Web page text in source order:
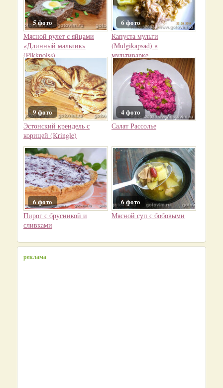
5 фото
Мясной рулет с яйцами
«Длинный мальчик»
(Pikkpoiss)
6 фото
Капуста мульги
(Mulgikapsad) в
мультиварке
9 фото
Эстонский крендель с
корицей (Kringle)
4 фото
Салат Рассолье
6 фото
Пирог с брусникой и
сливками
6 фото
Мясной суп с бобовыми
реклама